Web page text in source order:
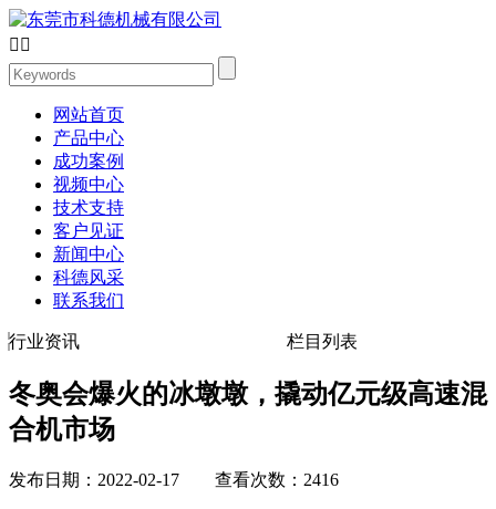
 
网站首页
产品中心
成功案例
视频中心
技术支持
客户见证
新闻中心
科德风采
联系我们
行业资讯 栏目列表
冬奥会爆火的冰墩墩，撬动亿元级高速混
合机市场
发布日期：2022-02-17 查看次数：2416